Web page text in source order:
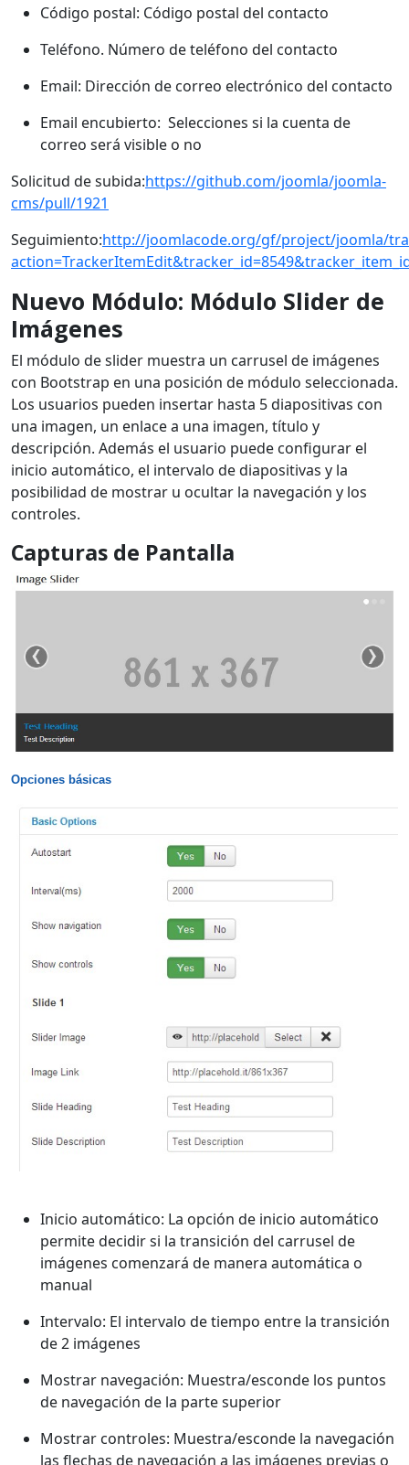
Código postal: Código postal del contacto
Teléfono. Número de teléfono del contacto
Email: Dirección de correo electrónico del contacto
Email encubierto: Selecciones si la cuenta de
correo será visible o no
Solicitud de subida:https://github.com/joomla/joomla-
cms/pull/1921
Seguimiento:http://joomlacode.org/gf/project/joomla/
Nuevo Módulo: Módulo Slider de
Imágenes
El módulo de slider muestra un carrusel de imágenes
con Bootstrap en una posición de módulo seleccionada.
Los usuarios pueden insertar hasta 5 diapositivas con
una imagen, un enlace a una imagen, título y
descripción. Además el usuario puede configurar el
inicio automático, el intervalo de diapositivas y la
posibilidad de mostrar u ocultar la navegación y los
controles.
Capturas de Pantalla
Opciones básicas
Inicio automático: La opción de inicio automático
permite decidir si la transición del carrusel de
imágenes comenzará de manera automática o
manual
Intervalo: El intervalo de tiempo entre la transición
de 2 imágenes
Mostrar navegación: Muestra/esconde los puntos
de navegación de la parte superior
Mostrar controles: Muestra/esconde la navegación
las flechas de navegación a las imágenes previas o